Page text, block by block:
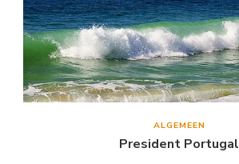
ALGEMEEN
President Portugal